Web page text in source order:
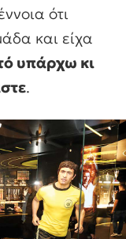
ότι
και είχα
υπάρχω κι
.